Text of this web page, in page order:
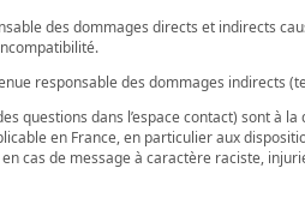
des dommages directs et indirects
responsable des dommages indirects
questions dans l’espace contact) sont à
en France, en particulier aux
cas de message à caractère raciste,